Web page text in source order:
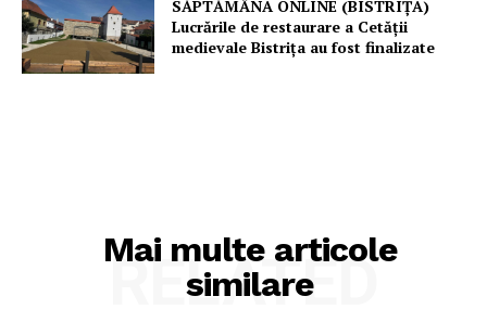
SĂPTĂMÂNA ONLINE (BISTRIȚA)
Lucrările de restaurare a Cetăţii
medievale Bistriţa au fost finalizate
Mai multe articole
similare
RELATED